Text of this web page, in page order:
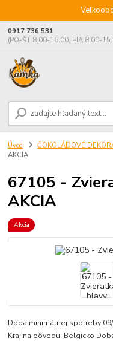
0917 736 531
(PO-ŠT 8:00-16:00, PIA 8:00-
Úvod ČOKOLÁDOVÉ
AKCIA
67105 -
AKCIA
Akcia
Doba minimálnej spotreby
Krajina pôvodu: Belgicko